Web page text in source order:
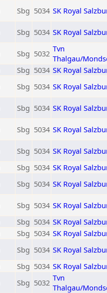
Sbg 5034 SK Royal
Sbg 5034 SK Royal
Sbg 5032 Tvn
Thalgau/
Sbg 5034 SK Royal
Sbg 5034 SK Royal
Sbg 5034 SK Royal
Sbg 5034 SK Royal
Sbg 5034 SK Royal
Sbg 5034 SK Royal
Sbg 5034 SK Royal
Sbg 5034 SK Royal
Sbg 5034 SK Royal
Sbg 5034 SK Royal
Sbg 5034 SK Royal
Sbg 5034 SK Royal
Sbg 5032 Tvn
Thalgau/